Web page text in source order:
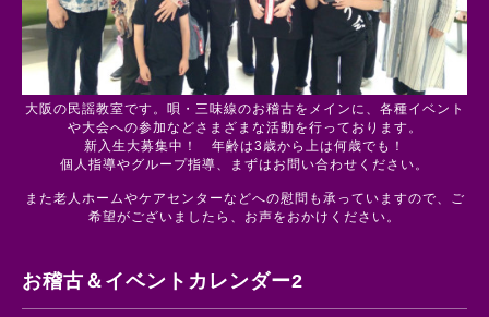
大阪の民謡教室です。唄・三味線のお稽古をメインに、各種イベント
や大会への参加などさまざまな活動を行っております。
新入生大募集中！ 年齢は3歳から上は何歳でも！
個人指導やグループ指導、まずはお問い合わせください。
また老人ホームやケアセンターなどへの慰問も承っていますので、ご
希望がございましたら、お声をおかけください。
お稽古＆イベントカレンダー2